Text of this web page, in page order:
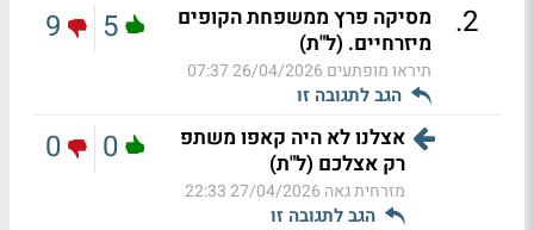
2
.
מסיקה פרץ ממשפחת הקופים
מיזרחיים. (ל"ת)
תיראו מופתעים 26/04/2026 07:37
הגב לתגובה זו
5
9
אצלנו לא היה קאפו משתפ
רק אצלכם (ל"ת)
מזרחית גאה 27/04/2026 22:33
הגב לתגובה זו
0
0